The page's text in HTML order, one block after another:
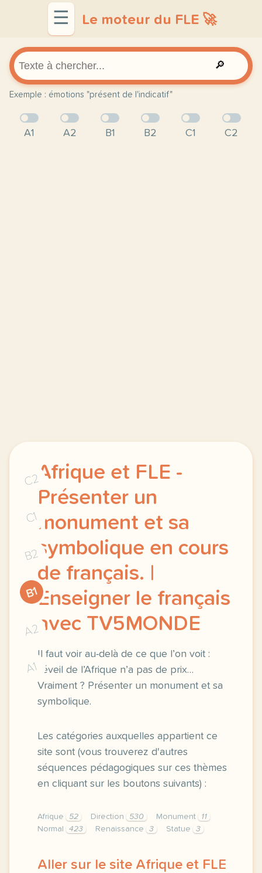
☰ Le moteur du FLE 🚀
🔎
Exemple : émotions "présent de l'indicatif"
A1 A2 B1 B2 C1 C2
C2
C1
B2
B1
A2
A1
Afrique et FLE -
Présenter un
monument et sa
symbolique en cours
de français. |
Enseigner le français
avec TV5MONDE
Il faut voir au-delà de ce que l’on voit :
l’éveil de l’Afrique n’a pas de prix…
Vraiment ? Présenter un monument et sa
symbolique.
Les catégories auxquelles appartient ce
site sont (vous trouverez d'autres
séquences pédagogiques sur ces thèmes
en cliquant sur les boutons suivants) :
Afrique 52 Direction 530 Monument
11
Normal
423 Renaissance 3 Statue 3
Aller sur le site Afrique et FLE